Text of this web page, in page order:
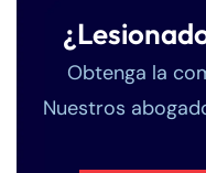
Obtenga la
Nuestros